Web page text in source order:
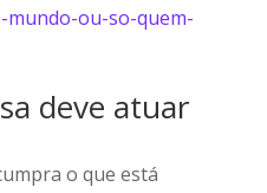
ou-so-quem-
deve atuar
o que está